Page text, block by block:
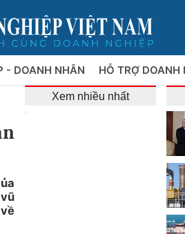
- DOANH NHÂN HỖ TRỢ DOANH
Xem nhiều nhất